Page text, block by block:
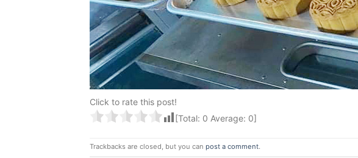
Click to rate this post!
[Total: 0 Average: 0]
Trackbacks are closed, but you can post a comment.